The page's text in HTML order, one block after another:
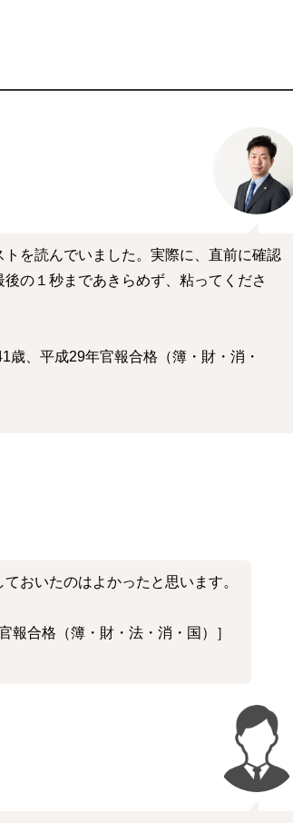
を読んでいました。実際に、直前に確認
の１秒まであきらめず、粘ってくださ
歳、平成29年官報合格（簿・財・消・
おいたのはよかったと思います。
報合格（簿・財・法・消・国）］